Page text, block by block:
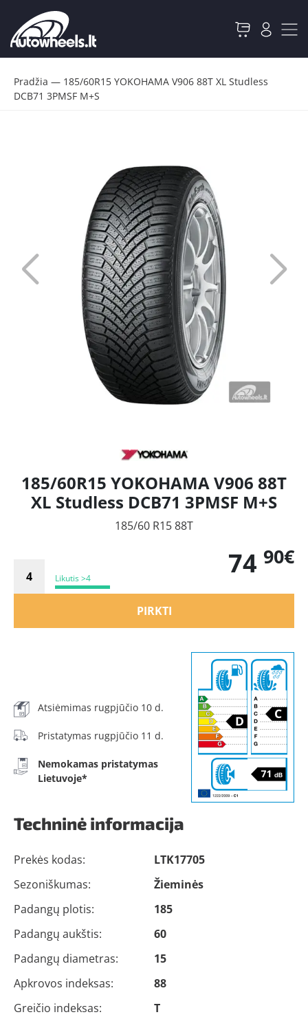
Pradžia — 185/60R15 YOKOHAMA V906 88T XL Studless
DCB71 3PMSF M+S
185/60R15 YOKOHAMA V906 88T
XL Studless DCB71 3PMSF M+S
185/60 R15 88T
Likutis >4 74 90€
PIRKTI
Atsiėmimas rugpjūčio 10 d.
Pristatymas rugpjūčio 11 d.
Nemokamas pristatymas
Lietuvoje*
Techninė informacija
Prekės kodas:
LTK17705
Sezoniškumas:
Žieminės
Padangų plotis:
185
Padangų aukštis:
60
Padangų diametras:
15
Apkrovos indeksas:
88
Greičio indeksas:
T